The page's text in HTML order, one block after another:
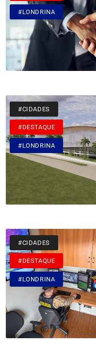
#LONDRINA
#CIDADES
#DESTAQUE
#LONDRINA
#CIDADES
#DESTAQUE
#LONDRINA